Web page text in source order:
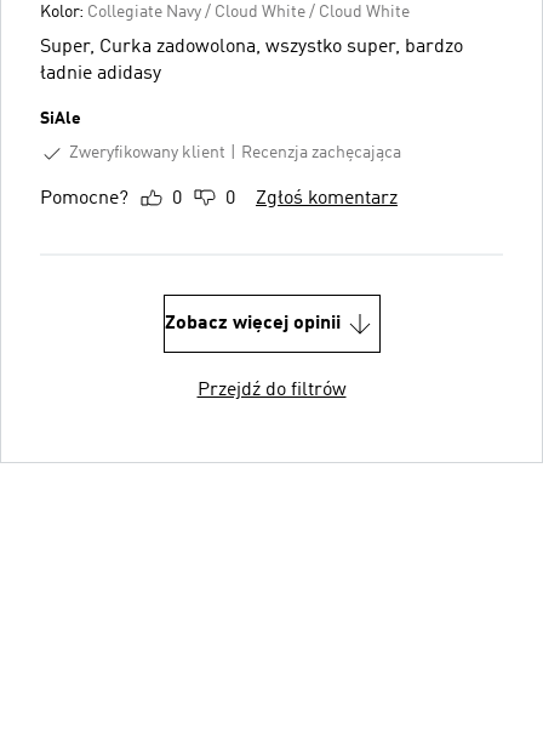
Kolor: Collegiate Navy / Cloud White / Cloud White
Super, Curka zadowolona, wszystko super, bardzo
ładnie adidasy
SiAle
Zweryfikowany klient
Recenzja zachęcająca
Pomocne? 0 0 Zgłoś komentarz
Zobacz więcej opinii
Przejdź do filtrów